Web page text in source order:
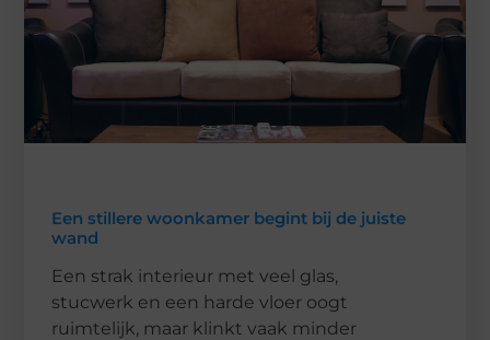
Een stillere woonkamer begint bij de juiste
wand
Een strak interieur met veel glas,
stucwerk en een harde vloer oogt
ruimtelijk, maar klinkt vaak minder